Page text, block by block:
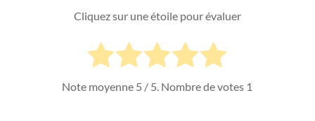
Cliquez sur une étoile pour évaluer
Note moyenne 5 / 5. Nombre de votes 1